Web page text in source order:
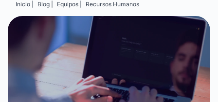
Inicio | Blog | Equipos | Recursos Humanos